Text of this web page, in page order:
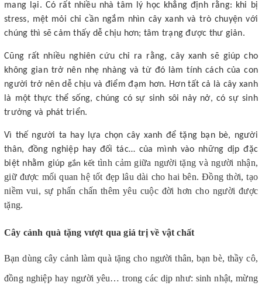
mang lại. Có rất nhiều nhà tâm lý học khẳng định rằng: khi bị
stress, mệt mỏi chỉ cần ngắm nhìn cây xanh và trò chuyện với
chúng thì sẽ cảm thấy dễ chịu hơn; tâm trạng được thư giản.
Cũng rất nhiều nghiên cứu chỉ ra rằng, cây xanh sẽ giúp cho
không gian trở nên nhẹ nhàng và từ đó làm tính cách của con
người trở nên dễ chịu và điểm đạm hơn. Hơn tất cả là cây xanh
là một thực thể sống, chúng có sự sinh sôi nảy nở, có sự sinh
trưởng và phát triển.
Vì thế người ta hay lựa chọn cây xanh để tặng bạn bè, người
thân, đồng nghiệp hay đối tác… của mình vào những dịp đặc
biệt nhằm giúp gắn kết tình cảm giữa người tặng và người nhận,
giữ được mối quan hệ tốt đẹp lâu dài cho hai bên. Đồng thời, tạo
niềm vui, sự phấn chấn thêm yêu cuộc đời hơn cho người được
tặng.
Cây cảnh quà tặng vượt qua giá trị về vật chất
Bạn dùng cây cảnh làm quà tặng cho người thân, bạn bè, thầy cô,
đồng nghiệp hay người yêu… trong các dịp như: sinh nhật, mừng